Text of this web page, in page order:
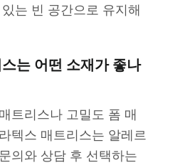
는 빈 공간으로 유지해
는 어떤 소재가 좋나
트리스나 고밀도 폼 매
텍스 매트리스는 알레르
의와 상담 후 선택하는